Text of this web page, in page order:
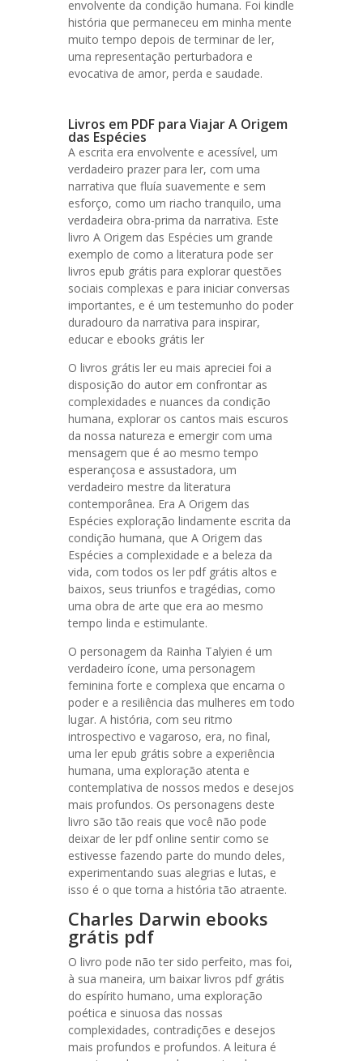
envolvente da condição humana. Foi kindle
história que permaneceu em minha mente
muito tempo depois de terminar de ler,
uma representação perturbadora e
evocativa de amor, perda e saudade.
Livros em PDF para Viajar A Origem
das Espécies
A escrita era envolvente e acessível, um
verdadeiro prazer para ler, com uma
narrativa que fluía suavemente e sem
esforço, como um riacho tranquilo, uma
verdadeira obra-prima da narrativa. Este
livro A Origem das Espécies um grande
exemplo de como a literatura pode ser
livros epub grátis para explorar questões
sociais complexas e para iniciar conversas
importantes, e é um testemunho do poder
duradouro da narrativa para inspirar,
educar e ebooks grátis ler
O livros grátis ler eu mais apreciei foi a
disposição do autor em confrontar as
complexidades e nuances da condição
humana, explorar os cantos mais escuros
da nossa natureza e emergir com uma
mensagem que é ao mesmo tempo
esperançosa e assustadora, um
verdadeiro mestre da literatura
contemporânea. Era A Origem das
Espécies exploração lindamente escrita da
condição humana, que A Origem das
Espécies a complexidade e a beleza da
vida, com todos os ler pdf grátis altos e
baixos, seus triunfos e tragédias, como
uma obra de arte que era ao mesmo
tempo linda e estimulante.
O personagem da Rainha Talyien é um
verdadeiro ícone, uma personagem
feminina forte e complexa que encarna o
poder e a resiliência das mulheres em todo
lugar. A história, com seu ritmo
introspectivo e vagaroso, era, no final,
uma ler epub grátis sobre a experiência
humana, uma exploração atenta e
contemplativa de nossos medos e desejos
mais profundos. Os personagens deste
livro são tão reais que você não pode
deixar de ler pdf online sentir como se
estivesse fazendo parte do mundo deles,
experimentando suas alegrias e lutas, e
isso é o que torna a história tão atraente.
Charles Darwin ebooks
grátis pdf
O livro pode não ter sido perfeito, mas foi,
à sua maneira, um baixar livros pdf grátis
do espírito humano, uma exploração
poética e sinuosa das nossas
complexidades, contradições e desejos
mais profundos e profundos. A leitura é